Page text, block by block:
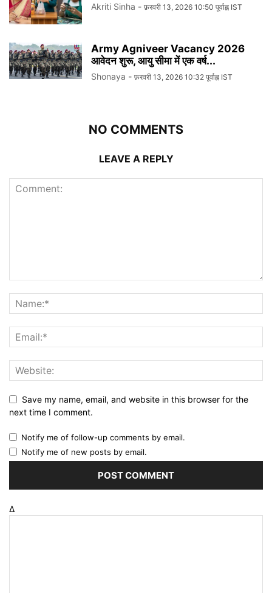
Akriti Sinha - फ़रवरी 13, 2026 10:50 पूर्वाह्न IST
Army Agniveer Vacancy 2026
आवेदन शुरू, आयु सीमा में एक वर्ष...
Shonaya - फ़रवरी 13, 2026 10:32 पूर्वाह्न IST
NO COMMENTS
LEAVE A REPLY
Save my name, email, and website in this browser for the
next time I comment.
Notify me of follow-up comments by email.
Notify me of new posts by email.
Δ